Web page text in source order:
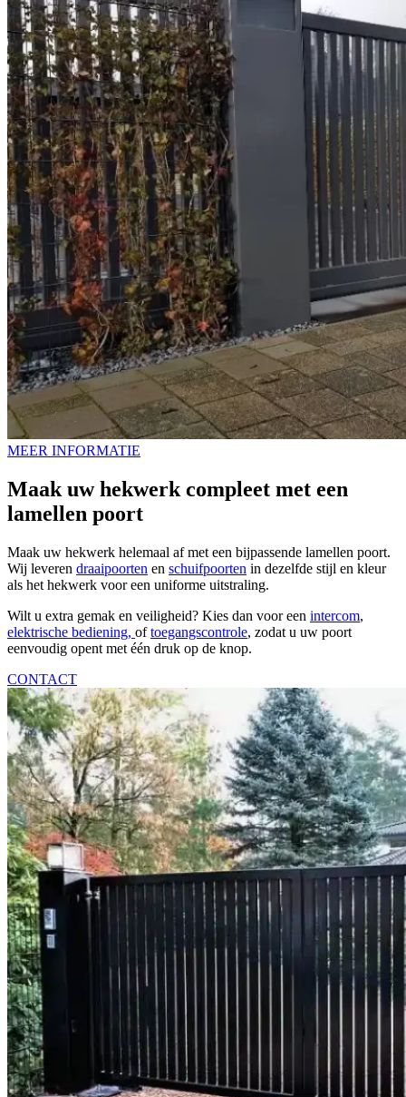
MEER INFORMATIE
Maak uw hekwerk compleet met een
lamellen poort
Maak uw hekwerk helemaal af met een bijpassende lamellen poort.
Wij leveren draaipoorten en schuifpoorten in dezelfde stijl en kleur
als het hekwerk voor een uniforme uitstraling.
Wilt u extra gemak en veiligheid? Kies dan voor een intercom,
elektrische bediening, oftoegangscontrole, zodat u uw poort
eenvoudig opent met één druk op de knop.
CONTACT